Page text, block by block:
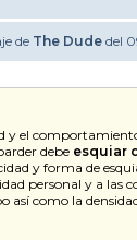
de The Dude del
y el
debe esquiar
y forma de
personal y a las
así como la